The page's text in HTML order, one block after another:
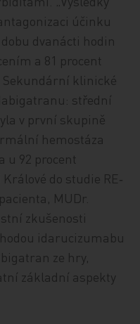
účinku
dvanácti hodin
a 81 procent
klinické
střední
v první skupině
hemostáza
u 92 procent
do studie RE‑
MUDr.
zkušenosti
idarucizumabu
ze hry,
základní aspekty